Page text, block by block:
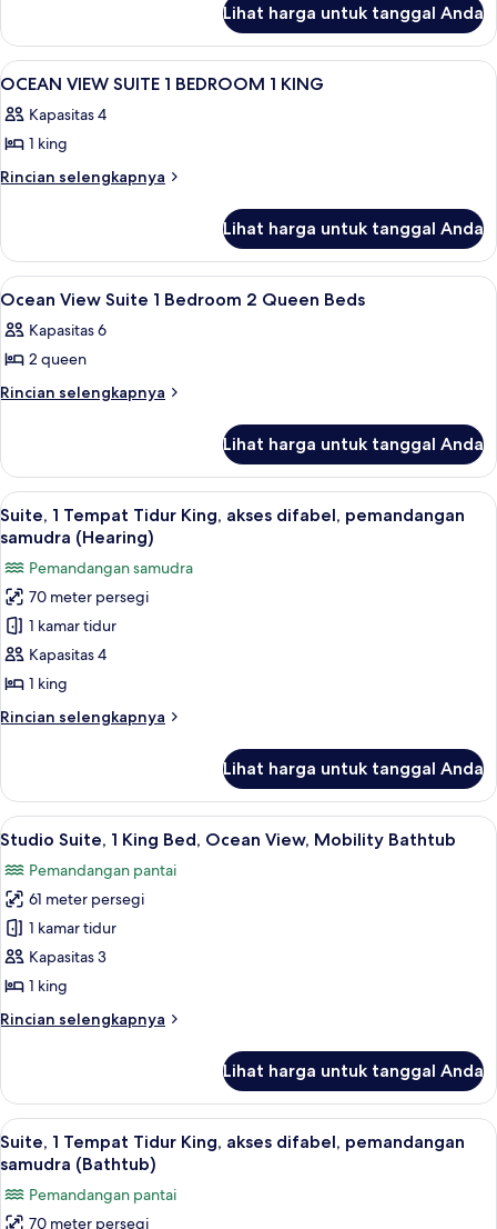
JUNIOR
SUITE
1
KING
OCEAN
VIEW
DELUXE
SUITE
Lihat harga untuk tanggal Anda
Lihat
semua
foto
untuk
OCEAN
1
BEDROOM
1
KING
Seprai premium, bantalan ekstra
12
OCEAN VIEW SUITE 1 BEDROOM 1 KING
Kapasitas 4
1 king
Rincian selengkapnya
Rincian
OCEAN
VIEW
SUITE
BEDROOM
Lihat harga untuk tanggal Anda
Lihat
semua
foto
untuk
Ocean
1
Bedroom
2
Queen
Beds
Seprai premium, bantalan ekstra
8
Ocean View Suite 1 Bedroom 2 Queen Beds
Kapasitas 6
2 queen
Rincian selengkapnya
Rincian
Ocean
View
Suite
1
2
Queen
Beds
Lihat harga untuk tanggal Anda
Lihat
semua
untuk
Suite,
Tempat
Tidur
King,
akses
pemandangan
samudra
(Hearing)
Seprai premium, bantalan ekstra
7
Suite, 1 Tempat Tidur King, akses difabel, pemandangan
samudra (Hearing)
Pemandangan samudra
70 meter persegi
1 kamar tidur
Kapasitas 4
1 king
Rincian selengkapnya
Rincian
Suite,
Tempat
King,
akses
difabel,
pemandangan
samudra
(Hearing)
Lihat harga untuk tanggal Anda
Lihat
semua
foto
untuk
Studio
Suite,
1
Bed,
Mobility
Bathtub
Seprai premium, bantalan ekstra
7
Studio Suite, 1 King Bed, Ocean View, Mobility Bathtub
Pemandangan pantai
61 meter persegi
1 kamar tidur
Kapasitas 3
1 king
Rincian selengkapnya
Rincian
Studio
Suite,
1
King
Ocean
View,
Lihat harga untuk tanggal Anda
Lihat
semua
untuk
TV layar datar, konsol video game,
7
Suite, 1 Tempat Tidur King, akses difabel, pemandangan
samudra (Bathtub)
Pemandangan pantai
70 meter persegi